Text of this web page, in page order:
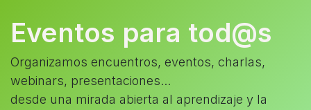
Eventos para tod@s
Organizamos encuentros, eventos, charlas,
webinars, presentaciones...
desde una mirada abierta al aprendizaje y la